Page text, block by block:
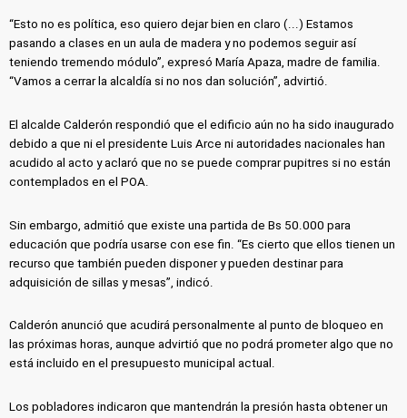
“Esto no es política, eso quiero dejar bien en claro (...) Estamos
pasando a clases en un aula de madera y no podemos seguir así
teniendo tremendo módulo”, expresó María Apaza, madre de familia.
“Vamos a cerrar la alcaldía si no nos dan solución”, advirtió.
El alcalde Calderón respondió que el edificio aún no ha sido inaugurado
debido a que ni el presidente Luis Arce ni autoridades nacionales han
acudido al acto y aclaró que no se puede comprar pupitres si no están
contemplados en el POA.
Sin embargo, admitió que existe una partida de Bs 50.000 para
educación que podría usarse con ese fin. “Es cierto que ellos tienen un
recurso que también pueden disponer y pueden destinar para
adquisición de sillas y mesas”, indicó.
Calderón anunció que acudirá personalmente al punto de bloqueo en
las próximas horas, aunque advirtió que no podrá prometer algo que no
está incluido en el presupuesto municipal actual.
Los pobladores indicaron que mantendrán la presión hasta obtener un